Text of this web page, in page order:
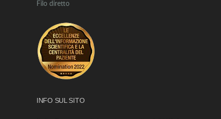
Filo diretto
INFO SUL SITO